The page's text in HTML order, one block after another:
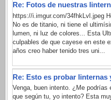
Re: Fotos de nuestras
https://i.imgur.com/34fhkLvl.jpeg
No es de titanio, ni tiene el
lumen, ni luz de colores... Esta
culpables de que cayese en este
años creo haber tenido tres uni...
Re: Esto es probar linternas
Venga, buen intento. ¿Me
que según tu, yo intento? Esta